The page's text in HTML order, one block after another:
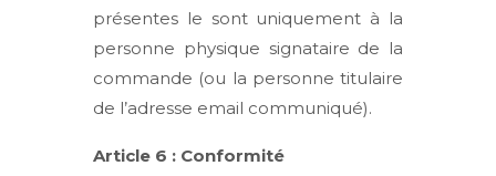
présentes le sont uniquement à la
personne physique signataire de la
commande (ou la personne titulaire
de l’adresse email communiqué).
Article 6 : Conformité